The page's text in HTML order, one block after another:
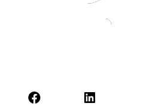
Facebook LinkedIn